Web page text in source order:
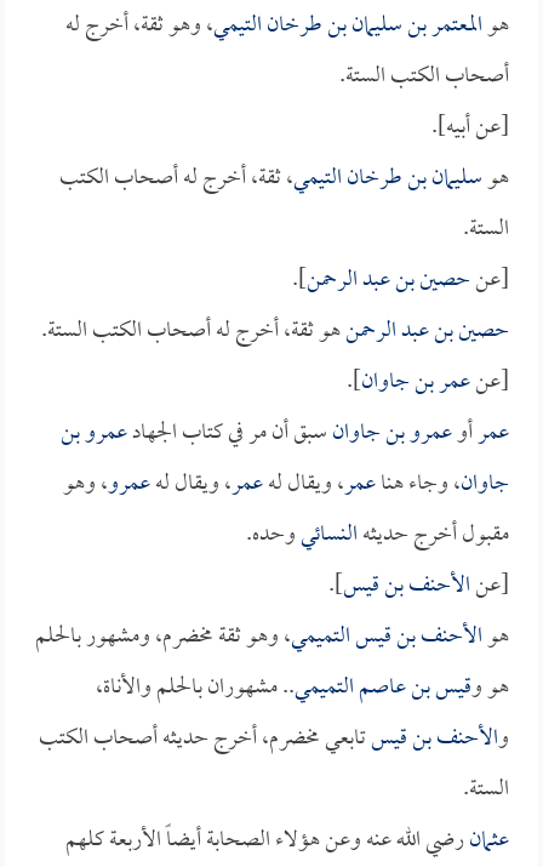
هوالمعتمر بن سليمان بن طرخان التيمي، وهو ثقة، أخرج له
أصحاب الكتب الستة.
[عن أبيه].
هوسليمان بن طرخان التيمي، ثقة، أخرج له أصحاب الكتب
الستة.
[عنحصين بن عبد الرحمن].
حصين بن عبد الرحمنهو ثقة، أخرج له أصحاب الكتب الستة.
[عنعمر بن جاوان].
عمرأوعمرو بن جاوانسبق أن مر في كتاب الجهادعمرو بن
جاوان، وجاء هناعمر، ويقال لهعمر، ويقال لهعمرو، وهو
مقبول أخرج حديثهالنسائيوحده.
[عنالأحنف بن قيس].
هوالأحنف بن قيس التميمي، وهو ثقة مخضرم، ومشهور بالحلم
هو وقيس بن عاصم التميمي.. مشهوران بالحلم والأناة،
والأحنف بن قيستابعي مخضرم، أخرج حديثه أصحاب الكتب
الستة.
عثمانرضي الله عنه وعن هؤلاء الصحابة أيضاً الأربعة كلهم